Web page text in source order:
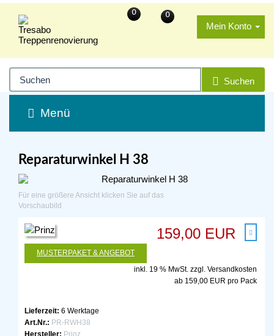
Mein Konto
0
0
Suchen
Menü
Reparaturwinkel H 38
Für eine größere Ansicht klicken Sie auf das
Vorschaubild
159,00 EUR
MUSTERPAKET & ANGEBOT
inkl. 19 % MwSt. zzgl. Versandkosten
ab 159,00 EUR pro Pack
Lieferzeit: 6 Werktage
Art.Nr.: PR-RWH38
Hersteller: Prinz